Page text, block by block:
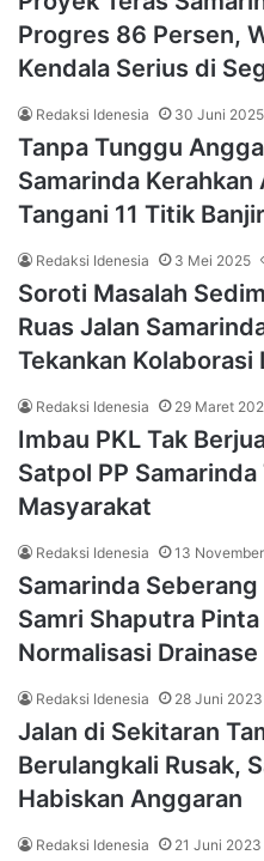
Progres 86 Persen,
Kendala Serius di
Redaksi Idenesia 30 Juni 2025
Tanpa Tunggu
Samarinda
Tangani 11 Titik Banjir
Redaksi Idenesia 3 Mei 2025
Soroti Masalah
Ruas Jalan
Tekankan
Redaksi Idenesia 29 Maret
Imbau PKL Tak
Satpol PP
Masyarakat
Redaksi Idenesia 13
Samarinda
Samri Shaputra
Normalisasi Drainase
Redaksi Idenesia 28 Juni 2023
Jalan di Sekitaran
Berulangkali Rusak,
Habiskan Anggaran
Redaksi Idenesia 21 Juni 2023